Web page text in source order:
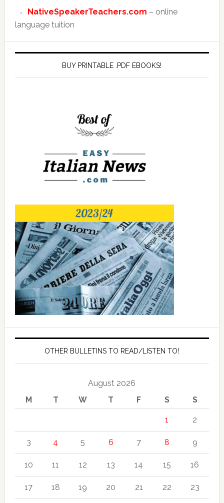
NativeSpeakerTeachers.com – online
language tuition
BUY PRINTABLE .PDF EBOOKS!
OTHER BULLETINS TO READ/LISTEN TO!
August 2026
M
T W T F S S
1 2
3 4 5 6 7 8 9
10 11 12 13 14 15 16
17 18 19 20 21 22 23